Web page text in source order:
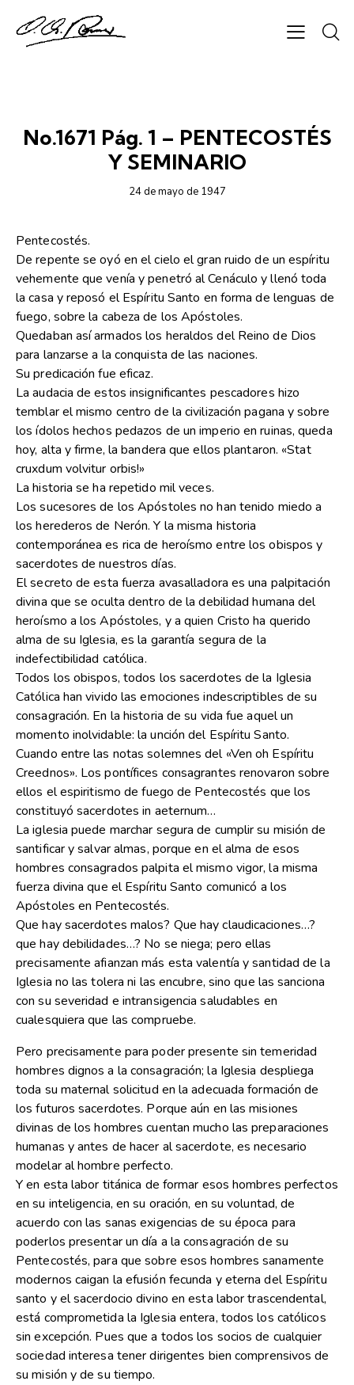
No.1671 Pág. 1 – PENTECOSTÉS
Y SEMINARIO
24 de mayo de 1947
Pentecostés.
De repente se oyó en el cielo el gran ruido de un espíritu
vehemente que venía y penetró al Cenáculo y llenó toda
la casa y reposó el Espíritu Santo en forma de lenguas de
fuego, sobre la cabeza de los Apóstoles.
Quedaban así armados los heraldos del Reino de Dios
para lanzarse a la conquista de las naciones.
Su predicación fue eficaz.
La audacia de estos insignificantes pescadores hizo
temblar el mismo centro de la civilización pagana y sobre
los ídolos hechos pedazos de un imperio en ruinas, queda
hoy, alta y firme, la bandera que ellos plantaron. «Stat
cruxdum volvitur orbis!»
La historia se ha repetido mil veces.
Los sucesores de los Apóstoles no han tenido miedo a
los herederos de Nerón. Y la misma historia
contemporánea es rica de heroísmo entre los obispos y
sacerdotes de nuestros días.
El secreto de esta fuerza avasalladora es una palpitación
divina que se oculta dentro de la debilidad humana del
heroísmo a los Apóstoles, y a quien Cristo ha querido
alma de su Iglesia, es la garantía segura de la
indefectibilidad católica.
Todos los obispos, todos los sacerdotes de la Iglesia
Católica han vivido las emociones indescriptibles de su
consagración. En la historia de su vida fue aquel un
momento inolvidable: la unción del Espíritu Santo.
Cuando entre las notas solemnes del «Ven oh Espíritu
Creednos». Los pontífices consagrantes renovaron sobre
ellos el espiritismo de fuego de Pentecostés que los
constituyó sacerdotes in aeternum…
La iglesia puede marchar segura de cumplir su misión de
santificar y salvar almas, porque en el alma de esos
hombres consagrados palpita el mismo vigor, la misma
fuerza divina que el Espíritu Santo comunicó a los
Apóstoles en Pentecostés.
Que hay sacerdotes malos? Que hay claudicaciones…?
que hay debilidades…? No se niega; pero ellas
precisamente afianzan más esta valentía y santidad de la
Iglesia no las tolera ni las encubre, sino que las sanciona
con su severidad e intransigencia saludables en
cualesquiera que las compruebe.
Pero precisamente para poder presente sin temeridad
hombres dignos a la consagración; la Iglesia despliega
toda su maternal solicitud en la adecuada formación de
los futuros sacerdotes. Porque aún en las misiones
divinas de los hombres cuentan mucho las preparaciones
humanas y antes de hacer al sacerdote, es necesario
modelar al hombre perfecto.
Y en esta labor titánica de formar esos hombres perfectos
en su inteligencia, en su oración, en su voluntad, de
acuerdo con las sanas exigencias de su época para
poderlos presentar un día a la consagración de su
Pentecostés, para que sobre esos hombres sanamente
modernos caigan la efusión fecunda y eterna del Espíritu
santo y el sacerdocio divino en esta labor trascendental,
está comprometida la Iglesia entera, todos los católicos
sin excepción. Pues que a todos los socios de cualquier
sociedad interesa tener dirigentes bien comprensivos de
su misión y de su tiempo.